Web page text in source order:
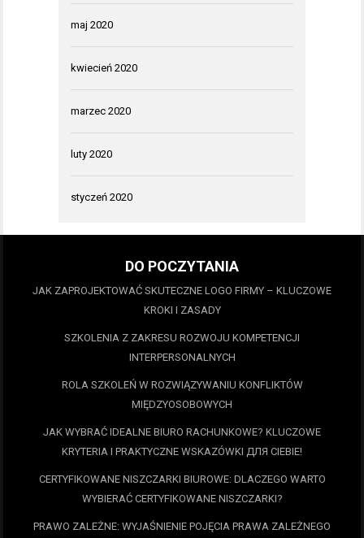
maj 2020
kwiecień 2020
marzec 2020
luty 2020
styczeń 2020
DO POCZYTANIA
JAK ZAPROJEKTOWAĆ SKUTECZNE LOGO FIRMY – KLUCZOWE
KROKI I ZASADY
SZKOLENIA Z ZAKRESU ROZWOJU KOMPETENCJI
INTERPERSONALNYCH
ROLA SZKOLEŃ W ROZWIĄZYWANIU KONFLIKTÓW
MIĘDZYOSOBOWYCH
JAK WYBRAĆ IDEALNE BIURO RACHUNKOWE? KLUCZOWE
KRYTERIA I PRAKTYCZNE WSKAZÓWKI ДЛЯ CIEBIE!
CERTYFIKOWANE NISZCZARKI BIUROWE: DLACZEGO WARTO
WYBIERAĆ CERTYFIKOWANE NISZCZARKI?
PRAWO ZALEŻNE: WYJAŚNIENIE POJĘCIA PRAWA ZALEŻNEGO